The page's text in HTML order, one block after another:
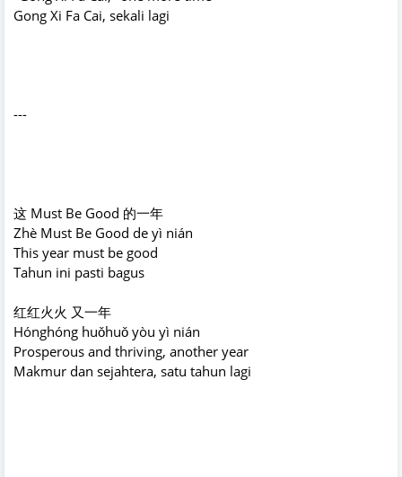
Gong Xi Fa Cai, sekali lagi
---
这 Must Be Good 的一年
Zhè Must Be Good de yì nián
This year must be good
Tahun ini pasti bagus
红红火火 又一年
Hónghóng huǒhuǒ yòu yì nián
Prosperous and thriving, another year
Makmur dan sejahtera, satu tahun lagi